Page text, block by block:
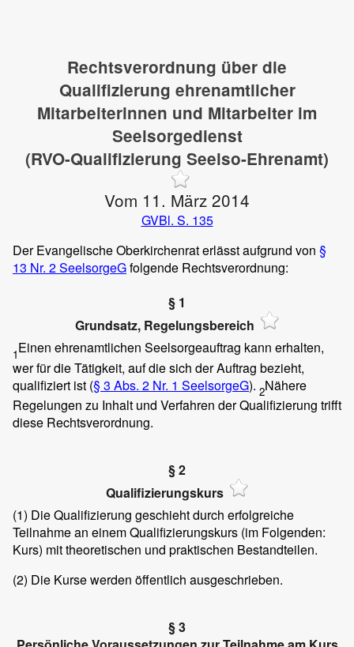
Rechtsverordnung über die
Qualifizierung ehrenamtlicher
Mitarbeiterinnen und Mitarbeiter im
Seelsorgedienst
(RVO-Qualifizierung Seelso-Ehrenamt)
Vom 11. März 2014
GVBl. S. 135
Der Evangelische Oberkirchenrat erlässt aufgrund von §
13 Nr. 2 SeelsorgeGfolgende Rechtsverordnung:
§ 1
Grundsatz, Regelungsbereich
1Einen ehrenamtlichen Seelsorgeauftrag kann erhalten,
wer für die Tätigkeit, auf die sich der Auftrag bezieht,
qualifiziert ist (§ 3 Abs. 2 Nr. 1 SeelsorgeG). 2Nähere
Regelungen zu Inhalt und Verfahren der Qualifizierung trifft
diese Rechtsverordnung.
§ 2
Qualifizierungskurs
(1) Die Qualifizierung geschieht durch erfolgreiche
Teilnahme an einem Qualifizierungskurs (im Folgenden:
Kurs) mit theoretischen und praktischen Bestandteilen.
(2) Die Kurse werden öffentlich ausgeschrieben.
§ 3